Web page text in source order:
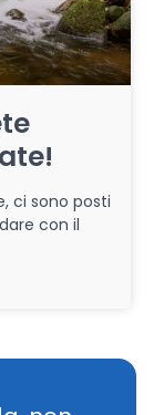
ci sono posti
con il